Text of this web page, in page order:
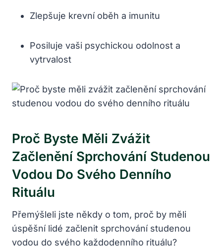
Zlepšuje​ krevní oběh a imunitu
Posiluje vaši psychickou odolnost ‍a
vytrvalost
Proč Byste ⁢měli Zvážit
Začlenění Sprchování Studenou
Vodou Do Svého Denního
Rituálu
Přemýšleli jste někdy o tom, proč by měli
úspěšní lidé začlenit sprchování studenou
vodou do svého každodenního rituálu?